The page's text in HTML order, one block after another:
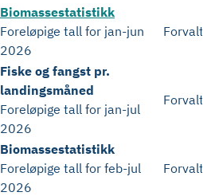
Biomassestatistikk
Foreløpige tall for jan-jun
2026
Fiske og fangst pr.
landingsmåned
Foreløpige tall for jan-jul
2026
Biomassestatistikk
Foreløpige tall for feb-jul
2026